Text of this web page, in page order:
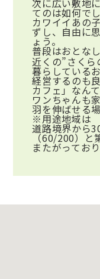
てのは如何で
カワイイあの
ずし、自由に
ょう。
普段はおとな
近くの”さくら
暮らしている
経営するのも
カフェ」なん
ワンちゃんも
羽を伸ばせる
※用途地域は
道路境界から
（60/200）と
またがってお